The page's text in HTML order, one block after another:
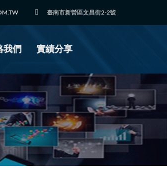
臺南市新營區文昌街2-2號
我們 實績分享